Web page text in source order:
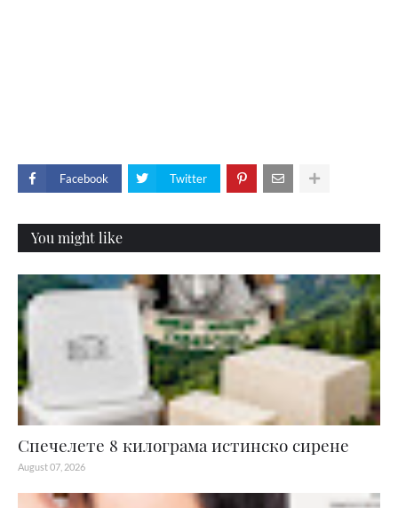
Facebook Twitter
You might like
Спечелете 8 килограма истинско сирене
August 07, 2026